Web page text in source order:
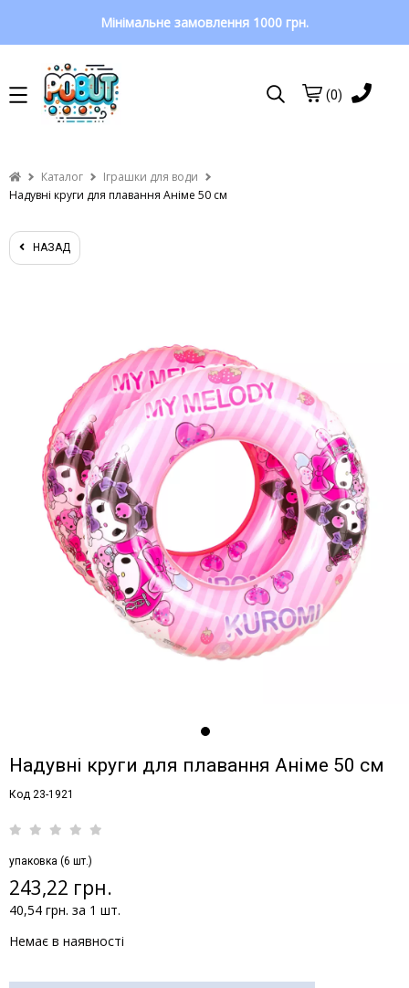
Мінімальне замовлення 1000 грн.
(0)
Каталог
Іграшки для води
Надувні круги для плавання Аніме 50 см
НАЗАД
Надувні круги для плавання Аніме 50 см
Код 23-1921
упаковка (6 шт.)
243,22 грн.
40,54 грн. за 1 шт.
Немає в наявності